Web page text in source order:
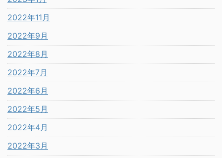
2022年11月
2022年9月
2022年8月
2022年7月
2022年6月
2022年5月
2022年4月
2022年3月